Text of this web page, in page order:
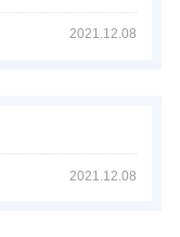
2021.12.08
2021.12.08